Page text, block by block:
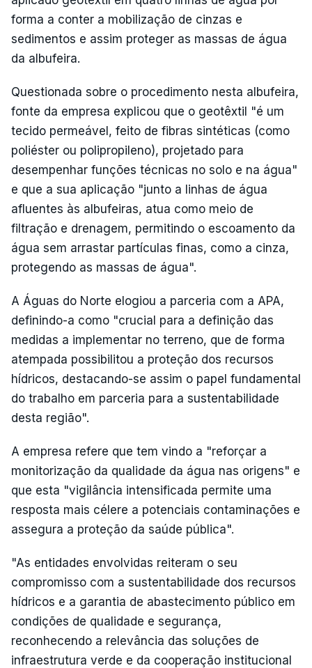
forma a conter a mobilização de cinzas e
sedimentos e assim proteger as massas de água
da albufeira.
Questionada sobre o procedimento nesta albufeira,
fonte da empresa explicou que o geotêxtil "é um
tecido permeável, feito de fibras sintéticas (como
poliéster ou polipropileno), projetado para
desempenhar funções técnicas no solo e na água"
e que a sua aplicação "junto a linhas de água
afluentes às albufeiras, atua como meio de
filtração e drenagem, permitindo o escoamento da
água sem arrastar partículas finas, como a cinza,
protegendo as massas de água".
A Águas do Norte elogiou a parceria com a APA,
definindo-a como "crucial para a definição das
medidas a implementar no terreno, que de forma
atempada possibilitou a proteção dos recursos
hídricos, destacando-se assim o papel fundamental
do trabalho em parceria para a sustentabilidade
desta região".
A empresa refere que tem vindo a "reforçar a
monitorização da qualidade da água nas origens" e
que esta "vigilância intensificada permite uma
resposta mais célere a potenciais contaminações e
assegura a proteção da saúde pública".
"As entidades envolvidas reiteram o seu
compromisso com a sustentabilidade dos recursos
hídricos e a garantia de abastecimento público em
condições de qualidade e segurança,
reconhecendo a relevância das soluções de
infraestrutura verde e da cooperação institucional